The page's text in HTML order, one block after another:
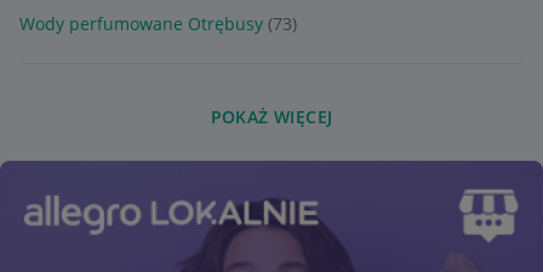
Wody perfumowane Otrębusy (73)
POKAŻ WIĘCEJ